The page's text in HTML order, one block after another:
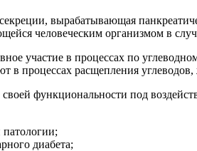
вырабатывающая
человеческим организмом в
участие в процессах по
в процессах расщепления
функциональности под
патологии;
диабета;